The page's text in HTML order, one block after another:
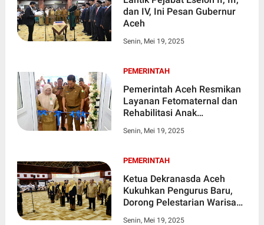
dan IV, Ini Pesan Gubernur
Aceh
Senin, Mei 19, 2025
PEMERINTAH
Pemerintah Aceh Resmikan
Layanan Fetomaternal dan
Rehabilitasi Anak
RSIA
Senin, Mei 19, 2025
PEMERINTAH
Ketua Dekranasda Aceh
Kukuhkan Pengurus Baru,
Dorong Pelestarian Warisan
Senin, Mei 19, 2025